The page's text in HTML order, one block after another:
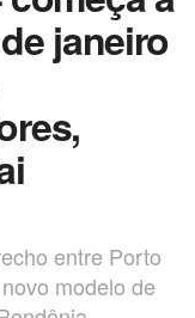
janeiro
entre Porto
modelo de